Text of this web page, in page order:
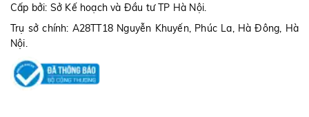
Cấp bởi: Sở Kế hoạch và Đầu tư TP Hà Nội.
Trụ sở chính: A28TT18 Nguyễn Khuyến, Phúc La, Hà Đông, Hà
Nội.